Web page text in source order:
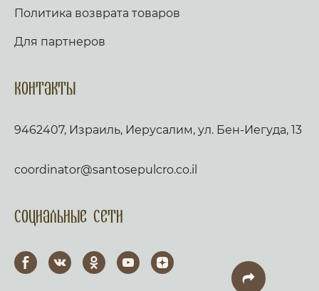
Политика возврата товаров
Для партнеров
Контакты
9462407, Израиль, Иерусалим, ул. Бен-Иегуда, 13
coordinator@santosepulcro.co.il
Социальные сети